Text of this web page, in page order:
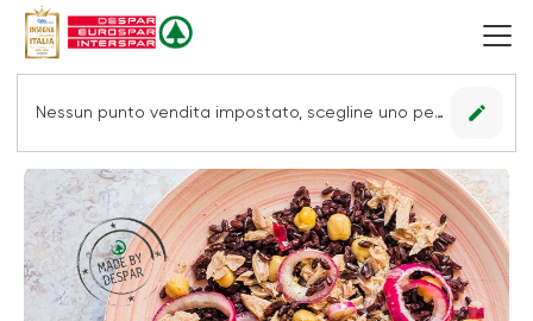
Nessun punto vendita impostato, scegline uno per vedere le offerte. edit